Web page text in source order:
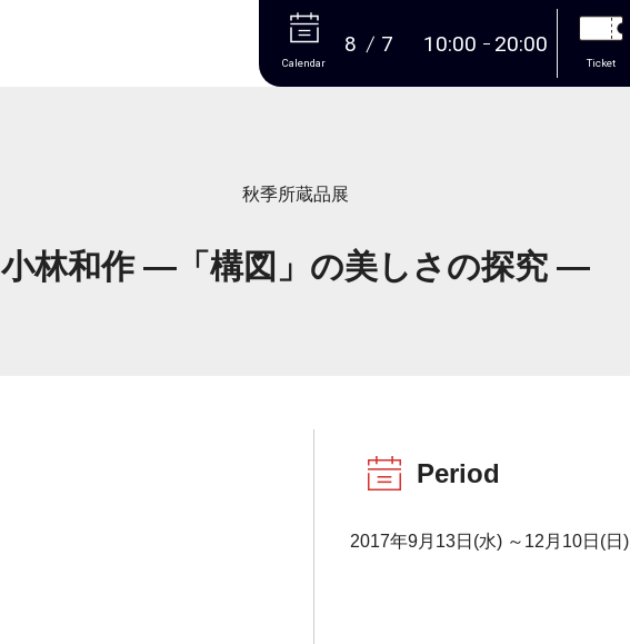
More
Calendar
8 7 10:00 20:00
Ticket
秋季所蔵品展
小林和作 ―「構図」の美しさの探究 ―
Period
2017年9月13日(水) ～12月10日(日)